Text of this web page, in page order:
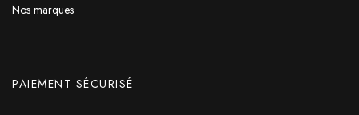
Nos marques
PAIEMENT SÉCURISÉ